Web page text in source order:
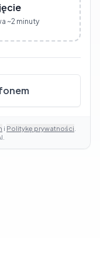
~2 minuty
i Politykę prywatności